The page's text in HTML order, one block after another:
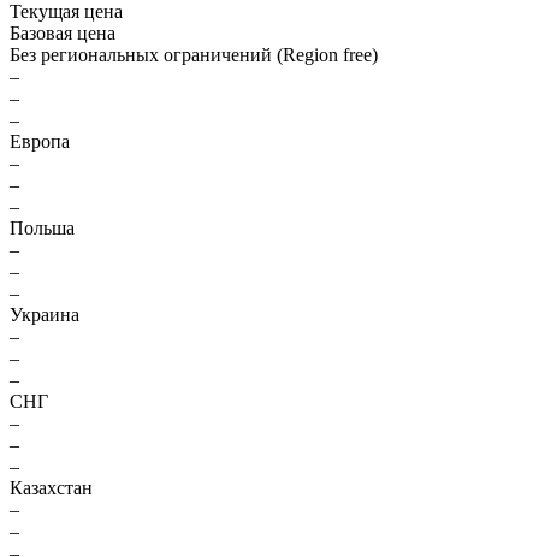
Текущая цена
Базовая цена
Без региональных ограничений (Region free)
–
–
–
Европа
–
–
–
Польша
–
–
–
Украина
–
–
–
СНГ
–
–
–
Казахстан
–
–
–